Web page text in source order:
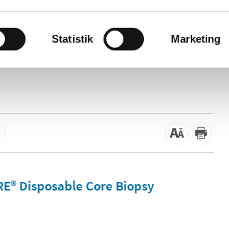
Statistik Marketing
Disposable Core Biopsy